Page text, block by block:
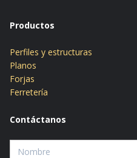
Productos
Perfiles y estructuras
Planos
Forjas
Ferretería
Contáctanos